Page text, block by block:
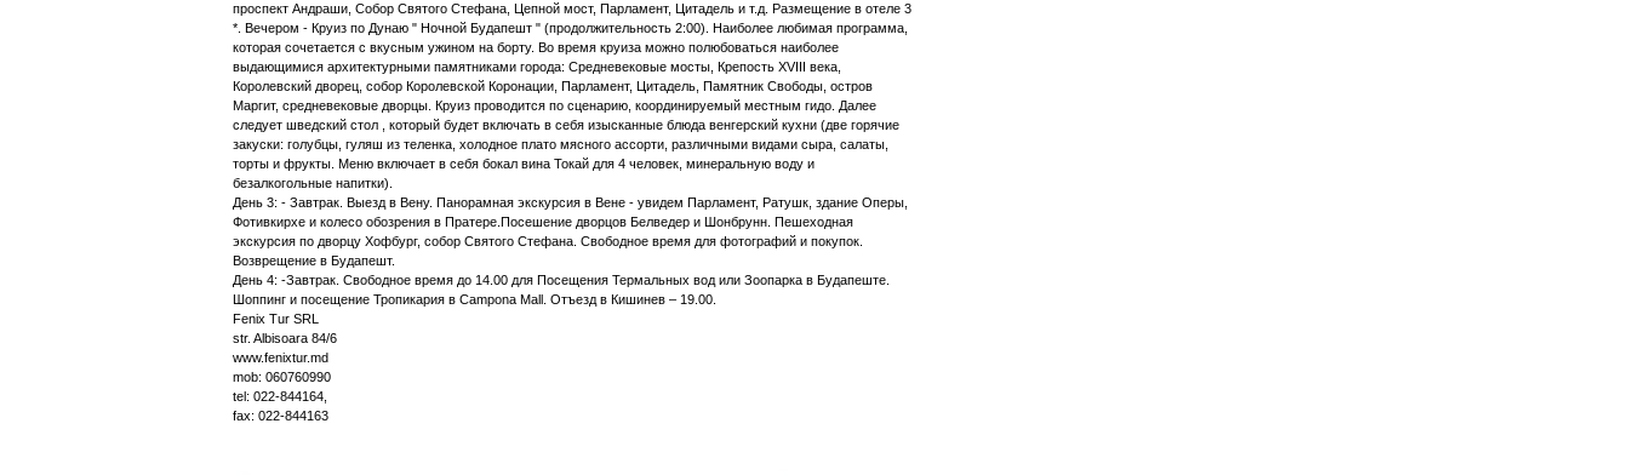
проспект Андраши, Собор Святого Стефана, Цепной мост, Парламент, Цитадель и т.д. Размещение в отеле 3
*. Вечером - Круиз по Дунаю " Ночной Будапешт " (продолжительность 2:00). Наиболее любимая программа,
которая сочетается с вкусным ужином на борту. Во время круиза можно полюбоваться наиболее
выдающимися архитектурными памятниками города: Средневековые мосты, Крепость XVIII века,
Королевский дворец, собор Королевской Коронации, Парламент, Цитадель, Памятник Свободы, остров
Маргит, средневековые дворцы. Круиз проводится по сценарию, координируемый местным гидо. Далее
следует шведский стол , который будет включать в себя изысканные блюда венгерский кухни (две горячие
закуски: голубцы, гуляш из теленка, холодное плато мясного ассорти, различными видами сыра, салаты,
торты и фрукты. Меню включает в себя бокал вина Токай для 4 человек, минеральную воду и
безалкогольные напитки).
День 3: - Завтрак. Выезд в Вену. Панорамная экскурсия в Вене - увидем Парламент, Ратушк, здание Oперы,
Фотивкирхе и колесо обозрения в Пратере.Посешение дворцов Белведер и Шонбрунн. Пешеходная
экскурсия по дворцу Хофбург, собор Святого Стефана. Свободное время для фотографий и покупок.
Возврещение в Будапешт.
День 4: -Завтрак. Свободное время до 14.00 для Посещения Термальных вод или Зоопарка в Будапеште.
Шоппинг и посещение Тропикария в Campona Mall. Отъезд в Кишинев – 19.00.
Fenix Tur SRL
str. Albisoara 84/6
www.fenixtur.md
mob: 060760990
tel: 022-844164,
fax: 022-844163